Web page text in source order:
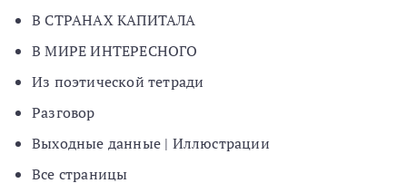
В СТРАНАХ КАПИТАЛА
В МИРЕ ИНТЕРЕСНОГО
Из поэтической тетради
Разговор
Выходные данные | Иллюстрации
Все страницы